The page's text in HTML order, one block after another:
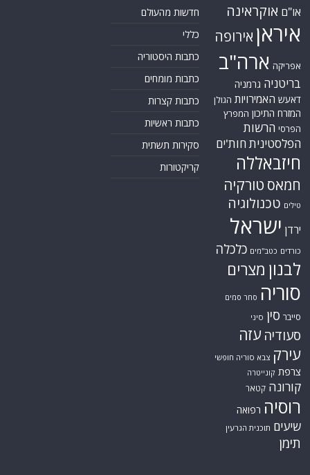
או"ם אוקראינה
איראן אירופה
אפריקה ארה"ב
בריטניה גרמניה
דאעש האמירויות הגולן
המזרח התיכון המפרץ
הפרסי הרשות
הפלסטינית חות'ים
חיזבאללה
חמאס טורקיה
טילים טכנולוגיה
ירדן ישראל
כורדים כטב"מים כלכלה
לבנון מצרים
סוריה סחר סמים
סייבר סין סיני
סעודיה עזה
עירק צבא סוריה חופשי
צרפת קונייטרה
קורונה קטאר
רוסיה רפואה
שיעים תוכנית הגרעין
תימן
חדשות מהעולם
כללי
כתבות היסטוריה
כתבות מומחים
כתבות קצרות
כתבות ראשיות
סקירות תשתית
קריקטורות